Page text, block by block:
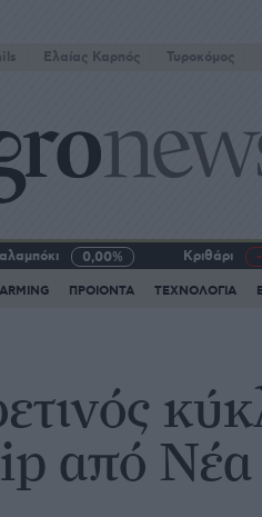
Eλαίας Καρπός Τυροκόμος
0,00% Κριθάρι
ΠΡΟΙΟΝΤΑ ΤΕΧΝΟΛΟΓΙΑ
από Νέα